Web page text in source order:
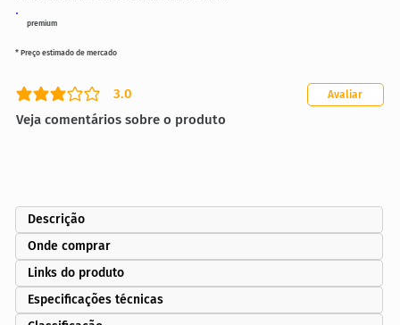
premium
3.0
classificação média é 3 de 5
Veja comentários sobre o produto
Avaliar
* Preço estimado de mercado
Descrição
Onde comprar
Links do produto
Especificações técnicas